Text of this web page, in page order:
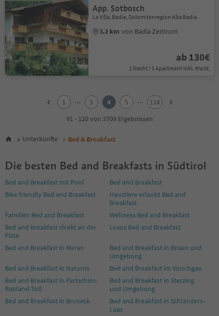
App. Sotbosch
La Villa, Badia, Dolomitenregion Alta Badia
3.2 km von Badia Zentrum
ab 130€
1 Nacht / 1 Apartment Inkl. MwSt.
6
9
11
12
14
15
16
17
19
20
21
22
23
1 ... 3 4 5 ...
124
91 - 120 von 3709 Ergebnissen
Unterkünfte Bed & Breakfast
Die besten Bed and Breakfasts in Südtirol
Bed and Breakfast mit Pool
Bed and Breakfast
Bike-friendly Bed and Breakfast
Haustiere erlaubt Bed and
Breakfast
Familien Bed and Breakfast
Wellness Bed and Breakfast
Bed and Breakfast direkt an der
Piste
Luxus Bed and Breakfast
Bed and Breakfast in Meran
Bed and Breakfast in Brixen und
Umgebung
Bed and Breakfast in Naturns
Bed and Breakfast im Vinschgau
Bed and Breakfast in Partschins-
Rabland-Töll
Bed and Breakfast in Sterzing
und Umgebung
Bed and Breakfast in Bruneck
Bed and Breakfast in Schlanders-
Laas